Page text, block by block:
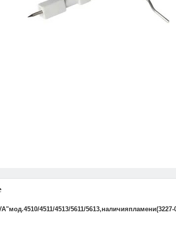
4511/4513/5611/5613,наличияпламени(3227-